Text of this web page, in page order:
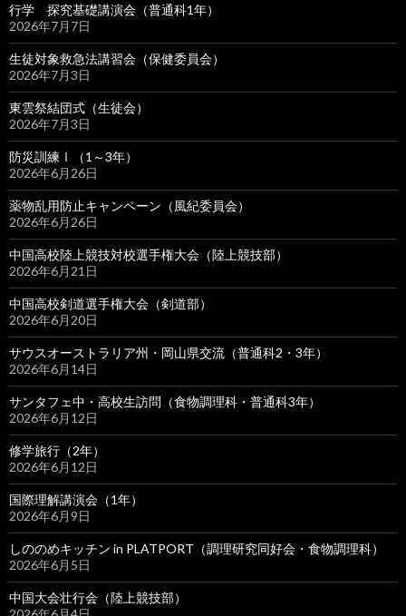
行学 探究基礎講演会（普通科1年）
2026年7月7日
生徒対象救急法講習会（保健委員会）
2026年7月3日
東雲祭結団式（生徒会）
2026年7月3日
防災訓練Ⅰ（1～3年）
2026年6月26日
薬物乱用防止キャンペーン（風紀委員会）
2026年6月26日
中国高校陸上競技対校選手権大会（陸上競技部）
2026年6月21日
中国高校剣道選手権大会（剣道部）
2026年6月20日
サウスオーストラリア州・岡山県交流（普通科2・3年）
2026年6月14日
サンタフェ中・高校生訪問（食物調理科・普通科3年）
2026年6月12日
修学旅行（2年）
2026年6月12日
国際理解講演会（1年）
2026年6月9日
しののめキッチン in PLATPORT（調理研究同好会・食物調理科）
2026年6月5日
中国大会壮行会（陸上競技部）